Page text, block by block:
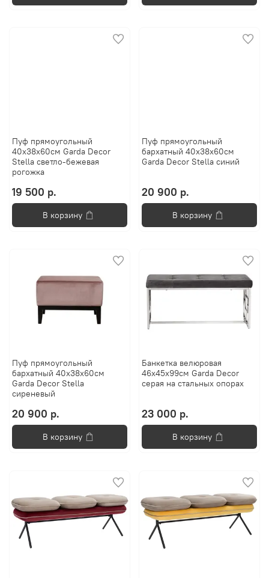
Пуф прямоугольный
40x38x60см Garda Decor
Stella светло-бежевая
рогожка
19 500 р.
В корзину
Пуф прямоугольный
барxатный 40x38x60см
Garda Decor Stella синий
20 900 р.
В корзину
Пуф прямоугольный
барxатный 40x38x60см
Garda Decor Stella
сиреневый
20 900 р.
В корзину
Банкетка велюровая
46x45x99см Garda Decor
серая на стальныx опораx
23 000 р.
В корзину